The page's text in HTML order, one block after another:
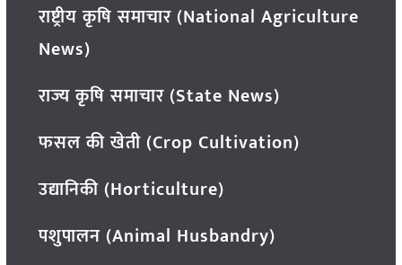
राष्ट्रीय कृषि समाचार (National Agriculture
News)
राज्य कृषि समाचार (State News)
फसल की खेती (Crop Cultivation)
उद्यानिकी (Horticulture)
पशुपालन (Animal Husbandry)